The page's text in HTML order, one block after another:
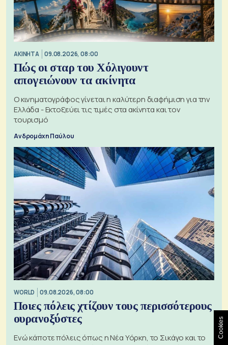
ΑΚΙΝΗΤΑ 09.08.2026, 08:00
Πώς οι σταρ του Χόλιγουντ
απογειώνουν τα ακίνητα
Ο κινηματογράφος γίνεται η καλύτερη διαφήμιση για την
Ελλάδα - Εκτοξεύει τις τιμές στα ακίνητα και τον
τουρισμό
Ανδρομάχη Παύλου
WORLD 09.08.2026, 08:00
Ποιες πόλεις χτίζουν τους περισσότερους
ουρανοξύστες
Ενώ κάποτε πόλεις όπως η Νέα Υόρκη, το Σικάγο και το
Cookies